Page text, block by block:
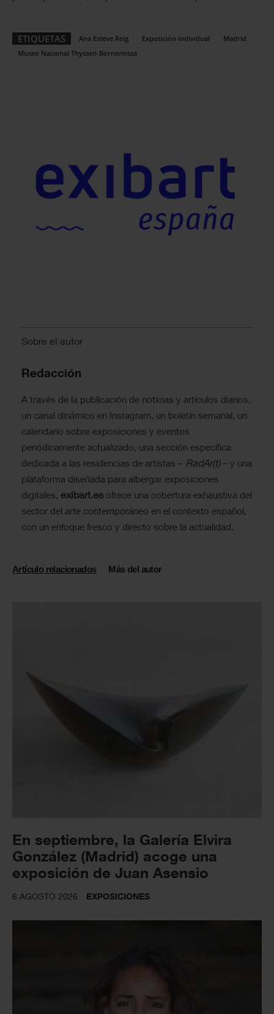
ETIQUETAS Ana Esteve Reig Exposición individual
Madrid
Museo Nacional Thyssen-Bornemisza
Sobre el autor
Redacción
A través de la publicación de noticias y artículos diarios,
un canal dinámico en Instagram, un boletín semanal, un
calendario sobre exposiciones y eventos
periódicamente actualizado, una sección específica
dedicada a las residencias de artistas – RadAr(t)– y una
plataforma diseñada para albergar exposiciones
digitales, exibart.es ofrece una cobertura exhaustiva del
sector del arte contemporáneo en el contexto español,
con un enfoque fresco y directo sobre la actualidad.
Artículo relacionados Más del autor
En septiembre, la Galería Elvira
González (Madrid) acoge una
exposición de Juan Asensio
6 AGOSTO 2026 EXPOSICIONES